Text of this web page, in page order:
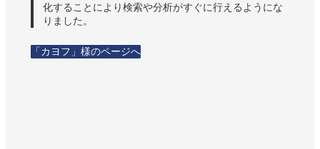
化することにより検索や分析がすぐに行えるようにな
りました。
「カヨフ」様のページへ